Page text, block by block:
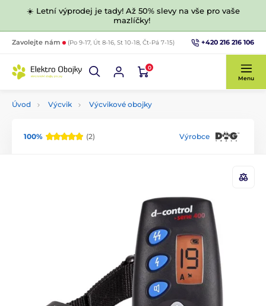
☀️ Letní výprodej je tady! Až 50% slevy na vše pro vaše
mazlíčky!
Zavolejte nám (Po 9-17, Út 8-16, St 10-18, Čt-Pá 7-15) +420 216 216 106
0
Menu
Úvod Výcvik Výcvikové obojky
100% (2) Výrobce